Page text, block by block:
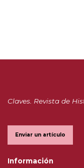
Claves. Revista de
Enviar un artículo
Información